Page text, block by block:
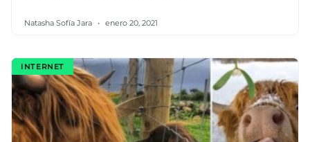
Natasha Sofía Jara enero 20, 2021
INTERNET